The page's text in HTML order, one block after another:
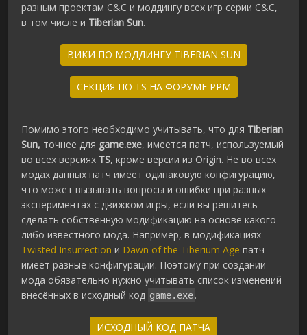
разным проектам C&C и моддингу всех игр серии C&C,
в том числе и Tiberian Sun.
ВИКИ ПО МОДДИНГУ TIBERIAN SUN
СЕКЦИЯ ПО TS НА ФОРУМЕ PPM
Помимо этого необходимо учитывать, что для Tiberian
Sun, точнее для game.exe, имеется патч, используемый
во всех версиях TS, кроме версии из Origin. Не во всех
модах данных патч имеет одинаковую конфигурацию,
что может вызывать вопросы и ошибки при разных
экспериментах с движком игры, если вы решитесь
сделать собственную модификацию на основе какого-
либо известного мода. Например, в модификациях
Twisted Insurrection и Dawn of the Tiberium Age патч
имеет разные конфигурации. Поэтому при создании
мода обязательно нужно учитывать список изменений
внесённых в исходный код game.exe.
ИСХОДНЫЙ КОД ПАТЧА